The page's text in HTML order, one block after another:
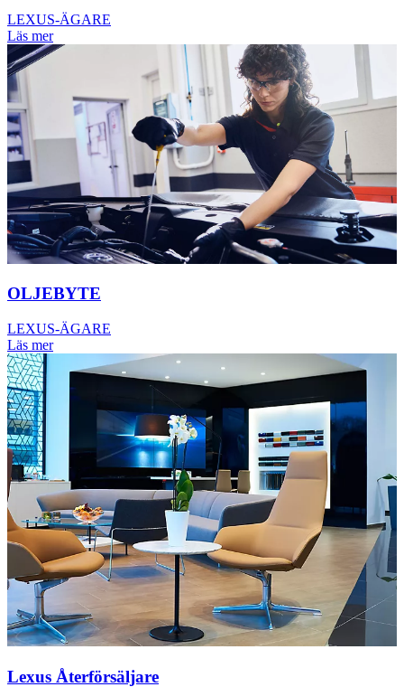
LEXUS-ÄGARE
Läs mer
OLJEBYTE
LEXUS-ÄGARE
Läs mer
Lexus Återförsäljare